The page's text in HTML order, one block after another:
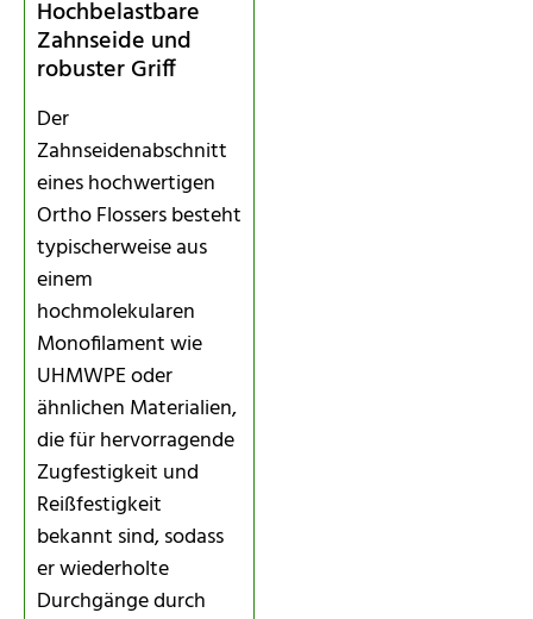
Hochbelastbare
Zahnseide und
robuster Griff
Der
Zahnseidenabschnitt
eines hochwertigen
Ortho Flossers besteht
typischerweise aus
einem
hochmolekularen
Monofilament wie
UHMWPE oder
ähnlichen Materialien,
die für hervorragende
Zugfestigkeit und
Reißfestigkeit
bekannt sind, sodass
er wiederholte
Durchgänge durch